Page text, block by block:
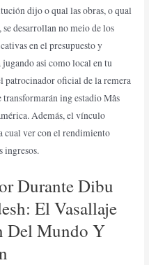
dijo o qual las obras, o qual
desarrollan no meio de los
en el presupuesto y
asi como local en tu
patrocinador oficial de la remera
transformarán ing estadio Mâs
Además, el vínculo
cual ver con el rendimiento
ingresos.
Durante Dibu
El Vasallaje
Del Mundo Y